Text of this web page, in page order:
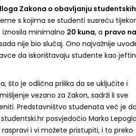
Zakona o obavljanju studentskih
s kojima se studenti susreću
minimalno 20 kuna, a pravo
nije bio slučaj. Ono najvažnije
da iskorištavaju studente kao
što je odlična prilika da se uključite i
vezano za Zakon, sadrži li sve
Predstavništvo studenata već je
posvjedočio Marko
i vi možete pristupiti, i to preko